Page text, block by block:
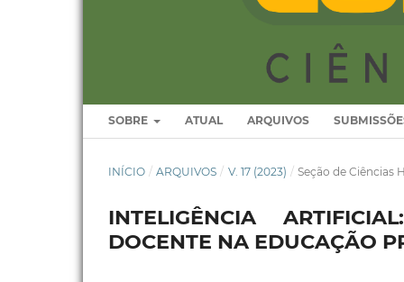
SOBRE ATUAL ARQUIVOS
INÍCIO / ARQUIVOS / V. 17 (2023) / Seção de Ciências
INTELIGÊNCIA
DOCENTE NA EDUCAÇÃO